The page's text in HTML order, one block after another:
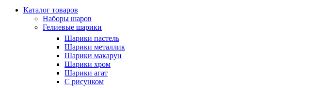
Каталог товаров
Наборы шаров
Гелиевые шарики
Шарики пастель
Шарики металлик
Шарики макарун
Шарики хром
Шарики агат
С рисунком